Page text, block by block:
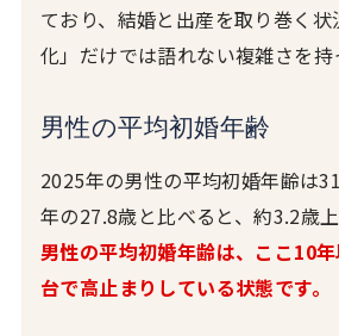
ており、結婚と出産を取り巻く
化」だけでは語れない複雑さを持
男性の平均初婚年齢
2025年の男性の平均初婚年齢は
年の27.8歳と比べると、約3.2歳上
男性の平均初婚年齢は、ここ10
台で高止まりしている状態です。